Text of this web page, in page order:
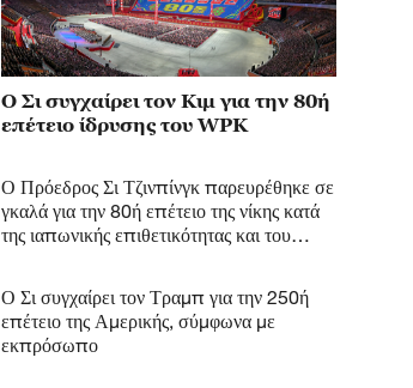
Ο Σι συγχαίρει τον Κιμ για την 80ή
επέτειο ίδρυσης του WPK
Ο Πρόεδρος Σι Τζινπίνγκ παρευρέθηκε σε
γκαλά για την 80ή επέτειο της νίκης κατά
της ιαπωνικής επιθετικότητας και του
Ο Σι συγχαίρει τον Τραμπ για την 250ή
επέτειο της Αμερικής, σύμφωνα με
εκπρόσωπο